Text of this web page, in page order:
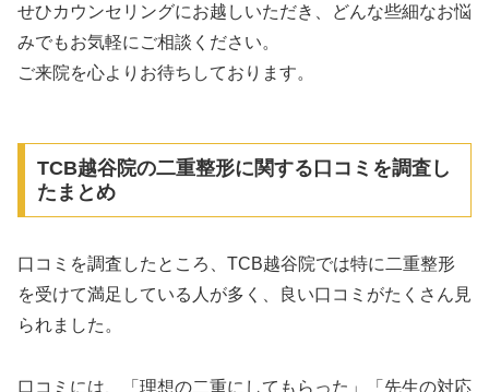
せひカウンセリングにお越しいただき、どんな些細なお悩
みでもお気軽にご相談ください。
ご来院を心よりお待ちしております。
TCB越谷院の二重整形に関する口コミを調査し
たまとめ
口コミを調査したところ、TCB越谷院では特に二重整形
を受けて満足している人が多く、良い口コミがたくさん見
られました。
口コミには、「理想の二重にしてもらった」「先生の対応